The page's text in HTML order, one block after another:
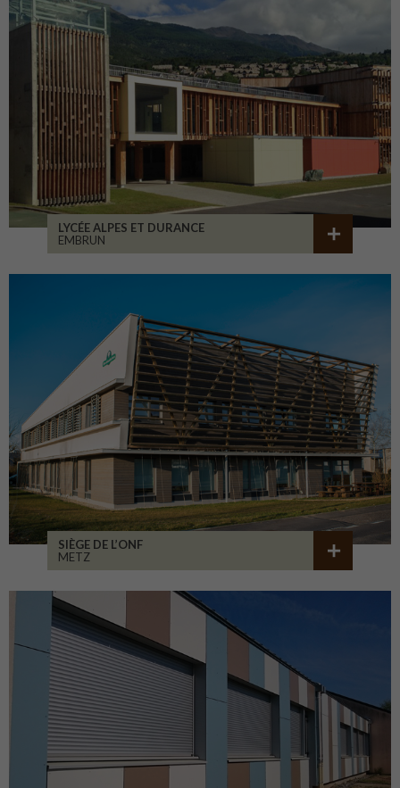
LYCÉE ALPES ET DURANCE
EMBRUN
SIÈGE DE L’ONF
METZ